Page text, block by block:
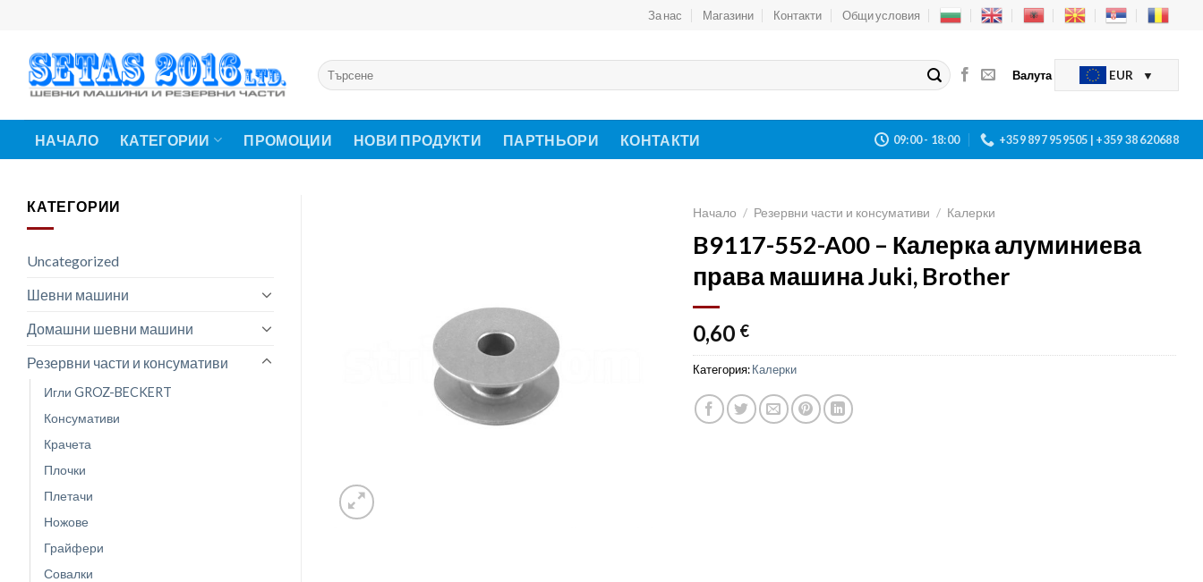
content
За нас Магазини Контакти Общи условия
Търсене
за:
Валута EUR
НАЧАЛО КАТЕГОРИИ ПРОМОЦИИ НОВИ ПРОДУКТИ ПАРТНЬОРИ КОНТАКТИ 09:00 - 18:00 +359 897 959505 | +359 38 620688
КАТЕГОРИИ
Uncategorized
Шевни машини
Домашни шевни машини
Резервни части и консумативи
Игли GROZ-BECKERT
Консумативи
Крачета
Плочки
Плетачи
Ножове
Грайфери
Совалки
Начало / Резервни части и консумативи / Калерки
B9117-552-A00 – Калерка алуминиева
права машина Juki, Brother
0,60 €
Категория:Калерки